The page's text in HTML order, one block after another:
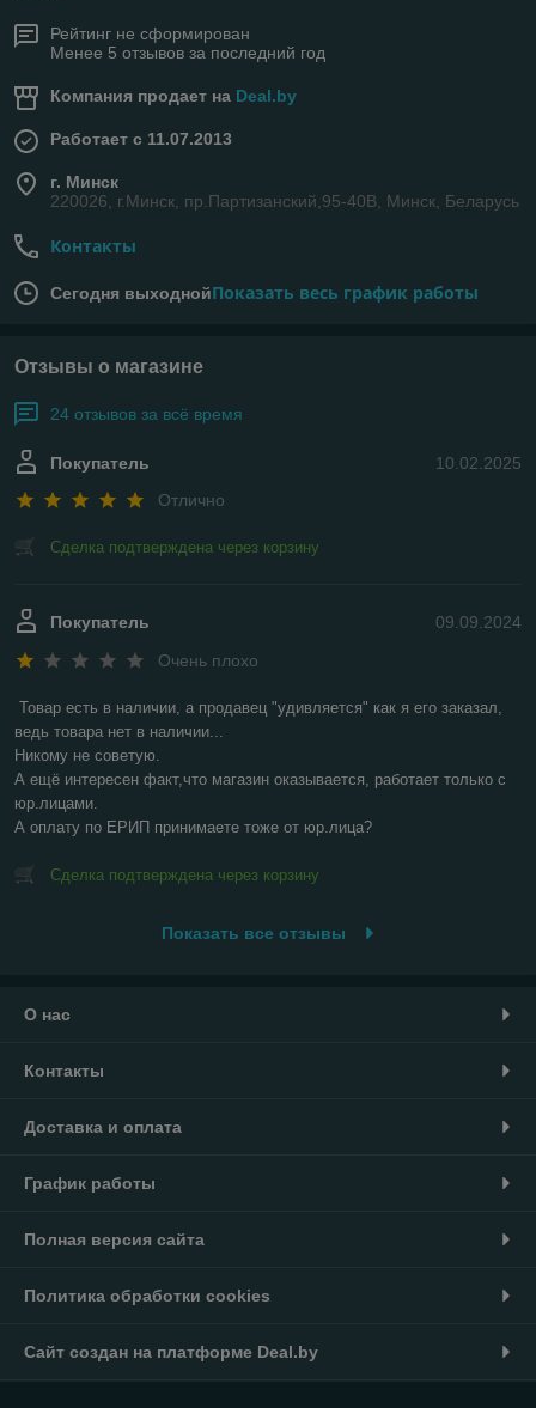
Рейтинг не сформирован
Менее 5 отзывов за последний год
Компания продает на Deal.by
Работает с 11.07.2013
г. Минск
220026, г.Минск, пр.Партизанский,95-40В, Минск, Беларусь
Контакты
Сегодня выходнойПоказать весь график работы
Отзывы о магазине
24 отзывов за всё время
10.02.2025
Покупатель
Отлично
Сделка подтверждена через корзину
09.09.2024
Покупатель
Очень плохо
Товар есть в наличии, а продавец "удивляется" как я его заказал,
ведь товара нет в наличии...
Никому не советую.
А ещё интересен факт,что магазин оказывается, работает только с
юр.лицами.
А оплату по ЕРИП принимаете тоже от юр.лица?
Сделка подтверждена через корзину
Показать все отзывы
О нас
Контакты
Доставка и оплата
График работы
Полная версия сайта
Политика обработки cookies
Сайт создан на платформе Deal.by